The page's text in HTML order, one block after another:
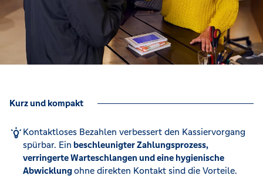
Kurz und kompakt
Kontaktloses Bezahlen verbessert den Kassiervorgang
spürbar. Ein beschleunigter Zahlungsprozess,
verringerte Warteschlangen und eine hygienische
Abwicklungohne direkten Kontakt sind die Vorteile.